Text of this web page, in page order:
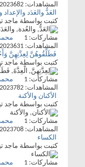
المشاهدات: 682
العَدُّ والعَدَد
كتبت بواسطة ماجد
مشاركات: 1
المشاهدات: 631
فَطَلِّقُوهُنَّ لِعِدَّتِهِنَّ
كتبت بواسطة ماجد
مشاركات: 1
المشاهدات: 782
الأكنان والأكنة
كتبت بواسطة ماجد
مشاركات: 1
المشاهدات: 708
الكساء
كتبت بواسطة ماجد
مشاركات: 1